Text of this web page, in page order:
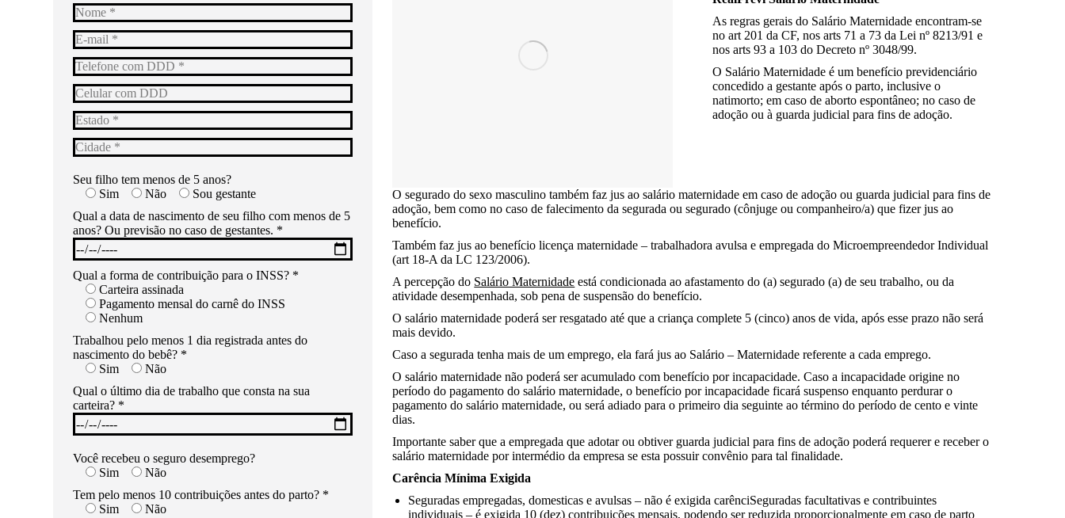
Seu filho tem menos de 5 anos?
Sim
Não
Sou gestante
Qual a data de nascimento de seu filho com menos de 5
anos? Ou previsão no caso de gestantes. *
Qual a forma de contribuição para o INSS? *
Carteira assinada
Pagamento mensal do carnê do INSS
Nenhum
Trabalhou pelo menos 1 dia registrada antes do
nascimento do bebê? *
Sim
Não
Qual o último dia de trabalho que consta na sua
carteira? *
Você recebeu o seguro desemprego?
Sim
Não
Tem pelo menos 10 contribuições antes do parto? *
Sim
Não
As regras gerais do Salário Maternidade encontram-se
no art 201 da CF, nos arts 71 a 73 da Lei nº 8213/91 e
nos arts 93 a 103 do Decreto nº 3048/99.
O Salário Maternidade é um benefício previdenciário
concedido a gestante após o parto, inclusive o
natimorto; em caso de aborto espontâneo; no caso de
adoção ou à guarda judicial para fins de adoção.
O segurado do sexo masculino também faz jus ao salário maternidade em caso de adoção ou guarda judicial para fins de
adoção, bem como no caso de falecimento da segurada ou segurado (cônjuge ou companheiro/a) que fizer jus ao
benefício.
Também faz jus ao benefício licença maternidade – trabalhadora avulsa e empregada do Microempreendedor Individual
(art 18-A da LC 123/2006).
A percepção do Salário Maternidade está condicionada ao afastamento do (a) segurado (a) de seu trabalho, ou da
atividade desempenhada, sob pena de suspensão do benefício.
O salário maternidade poderá ser resgatado até que a criança complete 5 (cinco) anos de vida, após esse prazo não será
mais devido.
Caso a segurada tenha mais de um emprego, ela fará jus ao Salário – Maternidade referente a cada emprego.
O salário maternidade não poderá ser acumulado com benefício por incapacidade. Caso a incapacidade origine no
período do pagamento do salário maternidade, o benefício por incapacidade ficará suspenso enquanto perdurar o
pagamento do salário maternidade, ou será adiado para o primeiro dia seguinte ao término do período de cento e vinte
dias.
Importante saber que a empregada que adotar ou obtiver guarda judicial para fins de adoção poderá requerer e receber o
salário maternidade por intermédio da empresa se esta possuir convênio para tal finalidade.
Carência Mínima Exigida
Seguradas empregadas, domesticas e avulsas – não é exigida carênciSeguradas facultativas e contribuintes
individuais – é exigida 10 (dez) contribuições mensais, podendo ser reduzida proporcionalmente em caso de parto